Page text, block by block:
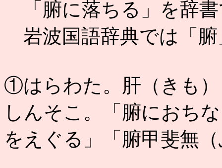
「腑に落ちる」を辞
岩波国語辞典では「
①はらわた。肝（きも
しんそこ。「腑におち
をえぐる」「腑甲斐無